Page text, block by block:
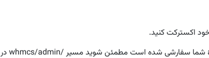
فایل php.new را حذف کنید. اگر پوشه admin شما سفارشی شده است مطمئن شوید مسیر /whmcs/admin در